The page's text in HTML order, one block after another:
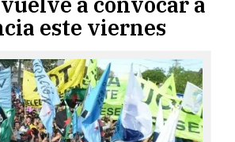
este viernes